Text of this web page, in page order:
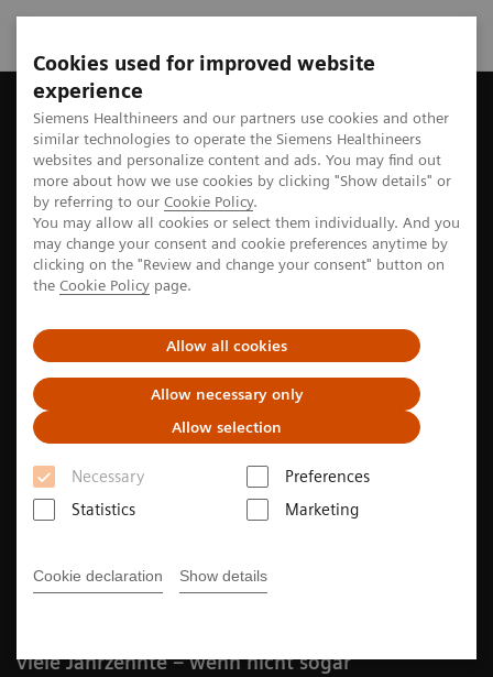
Cookies used for improved website
experience
Siemens Healthineers and our partners use cookies and other
similar technologies to operate the Siemens Healthineers
websites and personalize content and ads. You may find out
more about how we use cookies by clicking "Show details" or
by referring to our Cookie Policy.
You may allow all cookies or select them individually. And you
may change your consent and cookie preferences anytime by
clicking on the "Review and change your consent" button on
the Cookie Policy page.
Allow all cookies
Allow necessary only
Allow selection
Necessary
Preferences
Statistics
Marketing
Cookie declaration Show details
Startseite Perspektiven Magnetresonanztomographie: Der
Bildgebung
MRT: Der lange Weg zum
Patienten
Philipp Grätzel von Grätz
Veröffentlicht am 19. November 2020
Die spannende Innovationsgeschichte der
viele Jahrzehnte – wenn nicht sogar